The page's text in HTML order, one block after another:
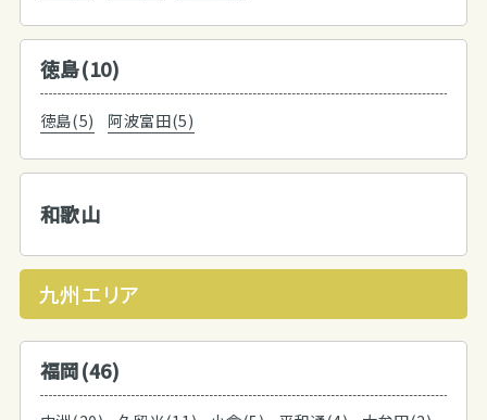
徳島(10)
徳島(5) 阿波富田(5)
和歌山
九州エリア
福岡(46)